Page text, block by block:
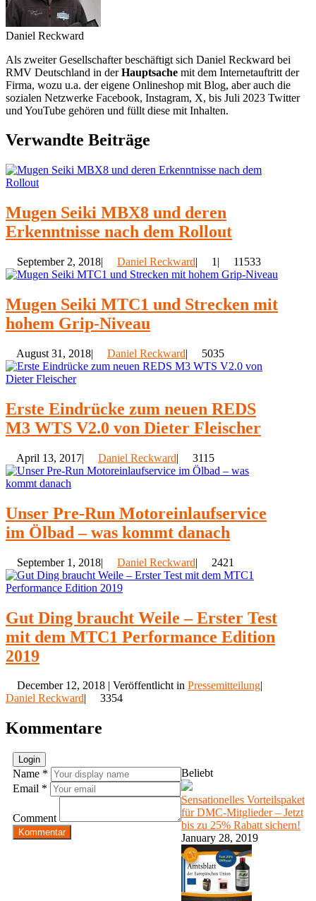
Daniel Reckward
Als zweiter Gesellschafter beschäftigt sich Daniel Reckward bei
RMV Deutschland in derHauptsache mit dem Internetauftritt der
Firma, wozu u.a. der eigene Onlineshop mit Blog, aber auch die
sozialen Netzwerke Facebook, Instagram, X, bis Juli 2023 Twitter
und YouTube gehören und füllt diese mit Inhalten.
Verwandte Beiträge
Mugen Seiki MBX8 und deren
Erkenntnisse nach dem Rollout
September 2, 2018| Daniel Reckward| 1| 11533
Mugen Seiki MTC1 und Strecken mit
hohem Grip-Niveau
August 31, 2018| Daniel Reckward| 5035
Erste Eindrücke zum neuen REDS
M3 WTS V2.0 von Dieter Fleischer
April 13, 2017| Daniel Reckward| 3115
Unser Pre-Run Motoreinlaufservice
im Ölbad – was kommt danach
September 1, 2018| Daniel Reckward| 2421
Gut Ding braucht Weile – Erster Test
mit dem MTC1 Performance Edition
2019
December 12, 2018 | Veröffentlicht in Pressemitteilung|
Daniel Reckward| 3354
Kommentare
Login
Name *
Email *
Comment
Kommentar
Beliebt
Sensationelles Vorteilspaket
für DMC-Mitglieder – Jetzt
bis zu 25% Rabatt sichern!
January 28, 2019